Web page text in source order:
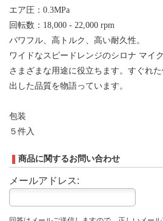
エア圧：0.3MPa
回転数：18,000 - 22,000 rpm
パワフル、高トルク、高い耐久性。
ワイドなスピードレンジのシロナ マイ
さまざまな用途に役立ちます。すぐれ
出した品質を物語っています。
包装
５件入
商品に関するお問い合わせ
メールアドレス: